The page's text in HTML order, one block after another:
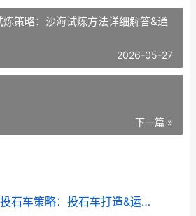
炼策略：沙海试炼方法详细解答&通
2026-05-27
下一篇 »
《人类纪元崛起》投石车策略：投石车打造&运用全指导 20205201314人类纪元